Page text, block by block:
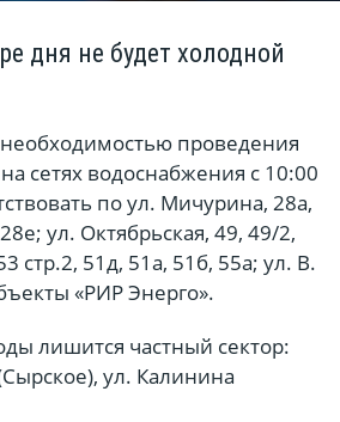
дня не будет холодной
проведения
сетях водоснабжения с 10:00
по ул. Мичурина, 28а,
ул. Октябрьская, 49, 49/2,
стр.2, 51д, 51а, 51б, 55а; ул. В.
«РИР Энерго».
лишится частный сектор:
ул. Калинина